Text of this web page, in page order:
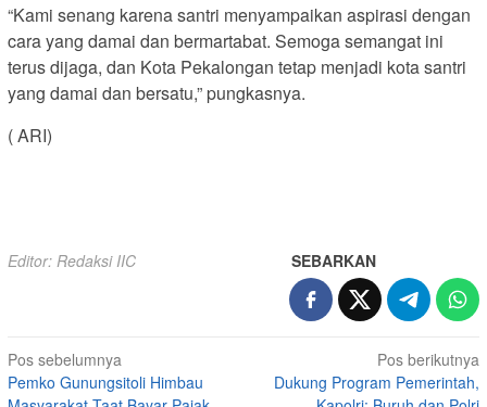
“Kami senang karena santri menyampaikan aspirasi dengan
cara yang damai dan bermartabat. Semoga semangat ini
terus dijaga, dan Kota Pekalongan tetap menjadi kota santri
yang damai dan bersatu,” pungkasnya.
( ARI)
Editor: Redaksi IIC SEBARKAN
Navigasi
pos
Pos sebelumnya
Pemko Gunungsitoli Himbau
Pos berikutnya
Dukung Program Pemerintah,